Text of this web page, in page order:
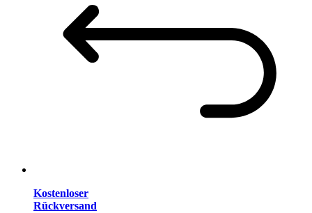
Kostenloser
Rückversand